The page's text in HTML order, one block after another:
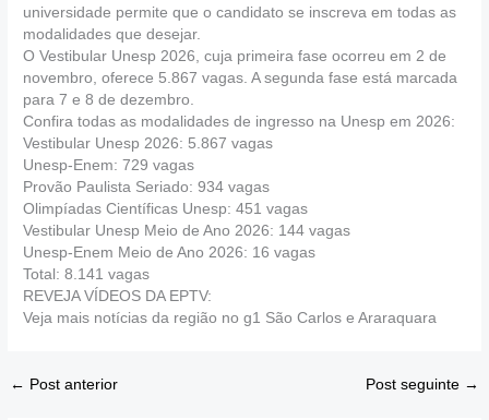
universidade permite que o candidato se inscreva em todas as
modalidades que desejar.
O Vestibular Unesp 2026, cuja primeira fase ocorreu em 2 de
novembro, oferece 5.867 vagas. A segunda fase está marcada
para 7 e 8 de dezembro.
Confira todas as modalidades de ingresso na Unesp em 2026:
Vestibular Unesp 2026: 5.867 vagas
Unesp-Enem: 729 vagas
Provão Paulista Seriado: 934 vagas
Olimpíadas Científicas Unesp: 451 vagas
Vestibular Unesp Meio de Ano 2026: 144 vagas
Unesp-Enem Meio de Ano 2026: 16 vagas
Total: 8.141 vagas
REVEJA VÍDEOS DA EPTV:
Veja mais notícias da região no g1 São Carlos e Araraquara
← Post anterior Post seguinte →